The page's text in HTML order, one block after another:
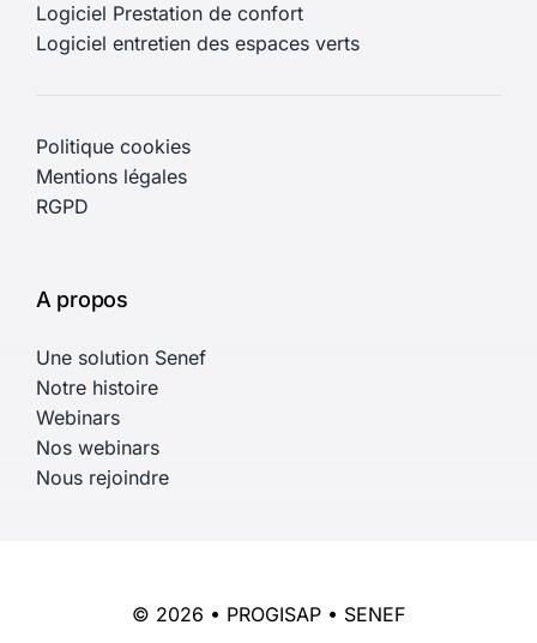
Logiciel Prestation de confort
Logiciel entretien des espaces verts
Politique cookies
Mentions légales
RGPD
A propos
Une solution Senef
Notre histoire
Webinars
Nos webinars
Nous rejoindre
© 2026 • PROGISAP • SENEF